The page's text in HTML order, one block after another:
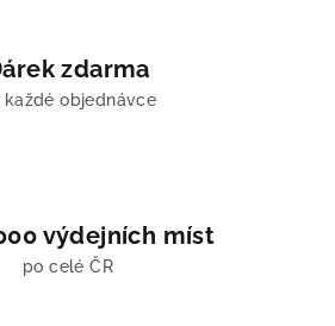
zdarma
každé objednávce
výdejních míst
po celé ČR